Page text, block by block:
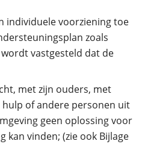
individuele voorziening toe
zoals
vastgesteld dat de
met zijn ouders, met
hulp of andere personen uit
geen oplossing voor
kan vinden; (zie ook Bijlage